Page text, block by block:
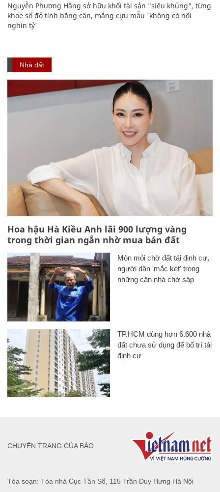
Nguyễn Phương Hằng sở hữu khối tài sản "siêu khủng", từng
khoe sổ đỏ tính bằng cân, mắng cựu mẫu 'không có nổi
nghìn tỷ'
Nhà đất
Hoa hậu Hà Kiều Anh lãi 900 lượng vàng
trong thời gian ngắn nhờ mua bán đất
Mòn mỏi chờ đất tái định cư,
người dân 'mắc kẹt' trong
những căn nhà chờ sập
TP.HCM dùng hơn 6.600 nhà
đất chưa sử dụng để bố trí tái
định cư
Tòa soạn: Tòa nhà Cục Tần Số, 115 Trần Duy Hưng Hà Nội
CHUYÊN TRANG CỦA BÁO